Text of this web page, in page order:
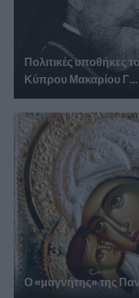
Πολιτικές υποθήκες
Κύπρου Μακαρίου Γ...
Ο «μαγνήτης» της